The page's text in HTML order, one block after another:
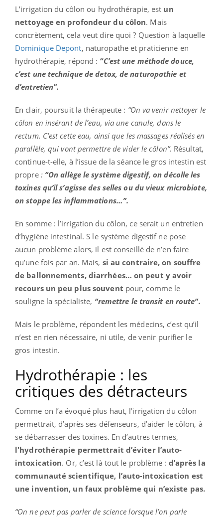
L’irrigation du côlon ou hydrothérapie, est un
nettoyage en profondeur du côlon. Mais
concrètement, cela veut dire quoi ? Question à laquelle
Dominique Depont, naturopathe et praticienne en
hydrothérapie, répond : “C’est une méthode douce,
c’est une technique de detox, de naturopathie et
d’entretien”.
En clair, poursuit la thérapeute : “On va venir nettoyer le
côlon en insérant de l’eau, via une canule, dans le
rectum. C’est cette eau, ainsi que les massages réalisés en
parallèle, qui vont permettre de vider le côlon”. Résultat,
continue-t-elle, à l’issue de la séance le gros intestin est
propre : “On allège le système digestif, on décolle les
toxines qu’il s’agisse des selles ou du vieux microbiote,
on stoppe les inflammations…”.
En somme : l’irrigation du côlon, ce serait un entretien
d’hygiène intestinal. S le système digestif ne pose
aucun problème alors, il est conseillé de n’en faire
qu’une fois par an. Mais, si au contraire, on souffre
de ballonnements, diarrhées… on peut y avoir
recours un peu plus souvent pour, comme le
souligne la spécialiste, “remettre le transit en route”.
Mais le problème, répondent les médecins, c’est qu’il
n’est en rien nécessaire, ni utile, de venir purifier le
gros intestin.
Hydrothérapie : les
critiques des détracteurs
Comme on l’a évoqué plus haut, l'irrigation du côlon
permettrait, d’après ses défenseurs, d’aider le côlon, à
se débarrasser des toxines. En d’autres termes,
l'hydrothérapie permettrait d’éviter l’auto-
intoxication. Or, c’est là tout le problème : d’après la
communauté scientifique, l’auto-intoxication est
une invention, un faux problème qui n’existe pas.
“On ne peut pas parler de science lorsque l’on parle